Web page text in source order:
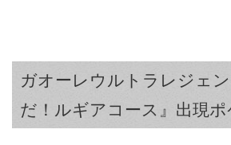
ガオーレウルトラレジェ
だ！ルギアコース』出現